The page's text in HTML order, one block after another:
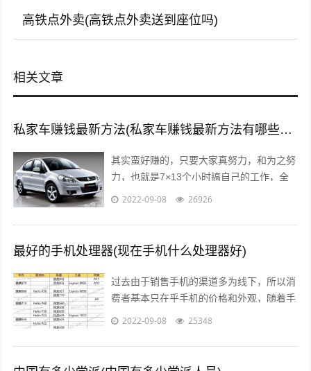
高铁点外卖(高铁点外卖送到座位吗)
相关文章
私家车赚钱最新方法(私家车赚钱最新方法有哪些?推荐这5种赚钱方法)
其实蛮好赚的，只要大家真努力，和为之努
力，也就是7×13个小时搞自己的工作，全
面性的拼命，那么我们自然就可以赚到钱
2022-09-08 26926
最好的手机处理器(现在手机什么处理器好)
过去由于销售手机的渠道多为线下，所以消
费者基本只在乎手机的价格和外观，随着手
机线上销售渠道的拓宽，以及小米曾打出性
2022-09-08 25348